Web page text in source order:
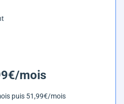
mois
puis 51,99€/mois